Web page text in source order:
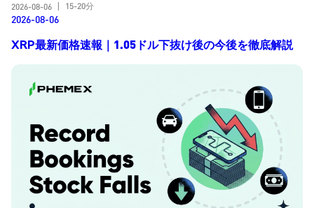
2026-08-06
15-20分
2026-08-06
XRP最新価格速報｜1.05ドル下抜け後の今後を徹底解説